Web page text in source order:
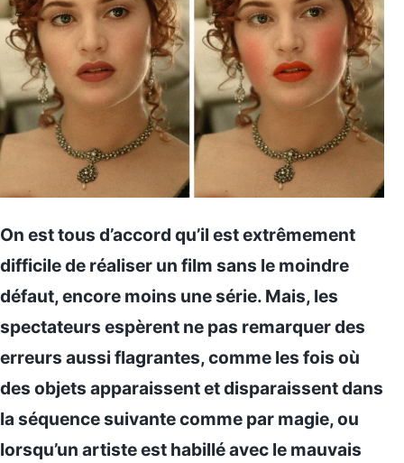
On est tous d’accord qu’il est extrêmement
difficile de réaliser un film sans le moindre
défaut, encore moins une série. Mais, les
spectateurs espèrent ne pas remarquer des
erreurs aussi flagrantes, comme les fois où
des objets apparaissent et disparaissent dans
la séquence suivante comme par magie, ou
lorsqu’un artiste est habillé avec le mauvais